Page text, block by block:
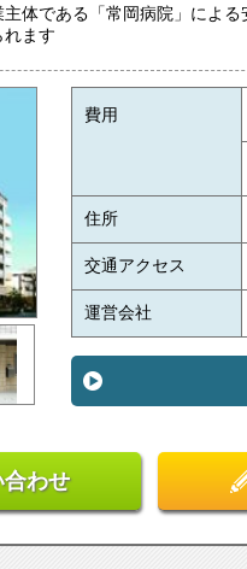
主体である「常岡病院」によ
れます
費用
住所
交通アクセス
運営会社
わせ